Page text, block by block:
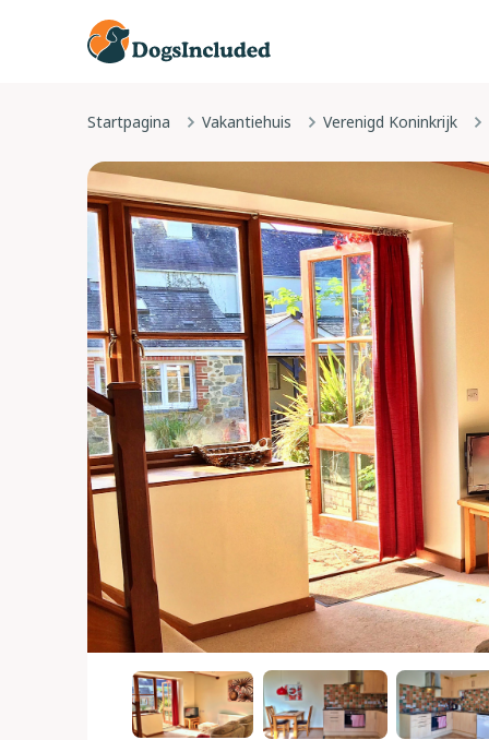
Startpagina Vakantiehuis Verenigd Koninkrijk